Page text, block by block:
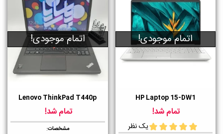
اتمام موجودی!
HP Laptop 15-DW1
تمام شد!
یک نظر
اتمام موجودی!
Lenovo ThinkPad T440p
تمام شد!
مشخصات: